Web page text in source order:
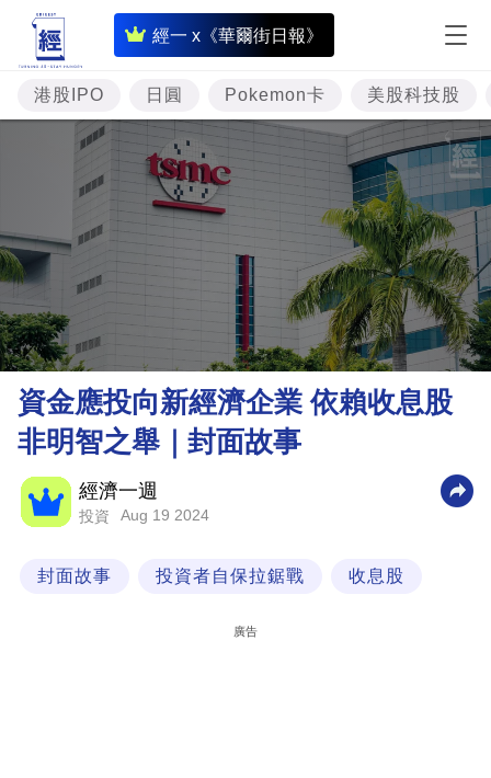
經一 x《華爾街日報》
即
時
財
經
專
樓
理
財
商
業
科
港股IPO 日圓 Pokemon卡 美股科技股
資金應投向新經濟企業 依賴收息股
非明智之舉｜封面故事
經濟一週
投資 Aug 19 2024
封面故事 投資者自保拉鋸戰 收息股
廣告